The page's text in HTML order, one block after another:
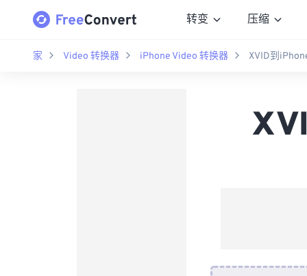
转变 压缩
家 Video 转换器 iPhone Video 转换器 XVID到